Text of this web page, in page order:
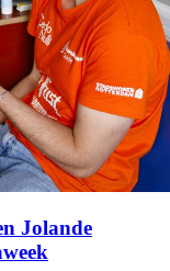
Jolande